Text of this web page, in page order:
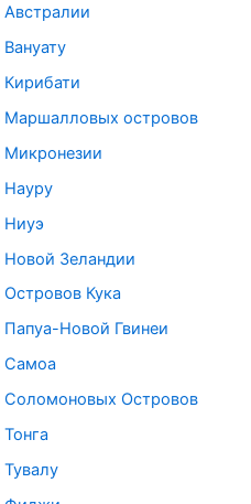
Австралии
Кирибати
Маршалловых островов
Микронезии
Науру
Ниуэ
Новой Зеландии
Кука
Новой Гвинеи
Самоа
Соломоновых Островов